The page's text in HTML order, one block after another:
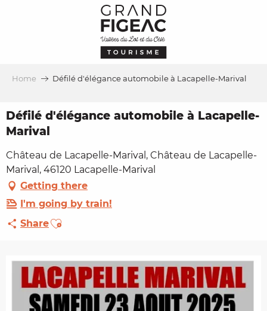
Home Défilé d'élégance automobile à Lacapelle-Marival
Défilé d'élégance automobile à Lacapelle-
Marival
Château de Lacapelle-Marival, Château de Lacapelle-
Marival, 46120 Lacapelle-Marival
Getting there
I'm going by train!
ShareAjouter aux favoris